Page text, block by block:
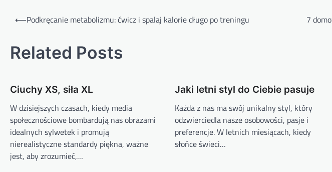
Nawigacja
⟵Podkręcanie metabolizmu: ćwicz i spalaj kalorie długo po treningu 7
Related Posts
Ciuchy XS, siła XL
W dzisiejszych czasach, kiedy media
społecznościowe bombardują nas obrazami
idealnych sylwetek i promują
nierealistyczne standardy piękna, ważne
jest, aby zrozumieć,…
Jaki letni styl do Ciebie pasuje
Każda z nas ma swój unikalny styl, który
odzwierciedla nasze osobowości, pasje i
preferencje. W letnich miesiącach, kiedy
słońce świeci…